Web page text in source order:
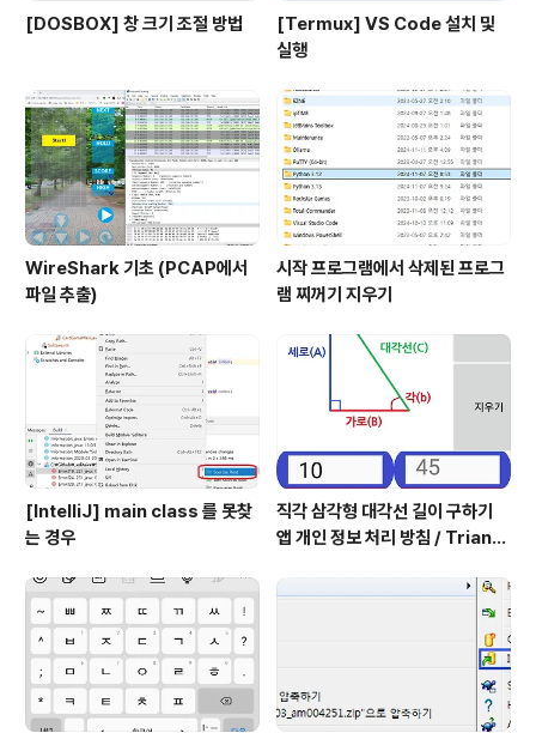
[DOSBOX] 창 크기 조절 방법
[Termux] VS Code 설치 및
실행
WireShark 기초 (PCAP에서
파일 추출)
시작 프로그램에서 삭제된 프로그
램 찌꺼기 지우기
[IntelliJ] main class 를 못찾
는 경우
직각 삼각형 대각선 길이 구하기
앱 개인 정보 처리 방침 / Triangl
cy